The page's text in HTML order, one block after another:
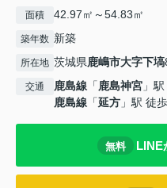
面積 42.97㎡～54.83㎡
築年数 新築
所在地 茨城県鹿嶋市大字下塙
交通 鹿島線 「鹿島神宮 」
鹿島線 「延方 」駅 徒
無料 LINE